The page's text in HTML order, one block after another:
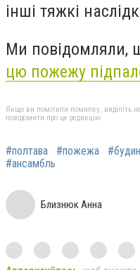
інші тяжкі
Ми повідомляли,
цю пожежу
Якщо ви помітили помилку, виділіть
повідомити про це редакцію
#полтава #пожежа
#ансамбль
Близнюк Анна